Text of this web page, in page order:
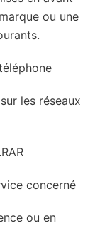
ou une
les réseaux
concerné
ou en